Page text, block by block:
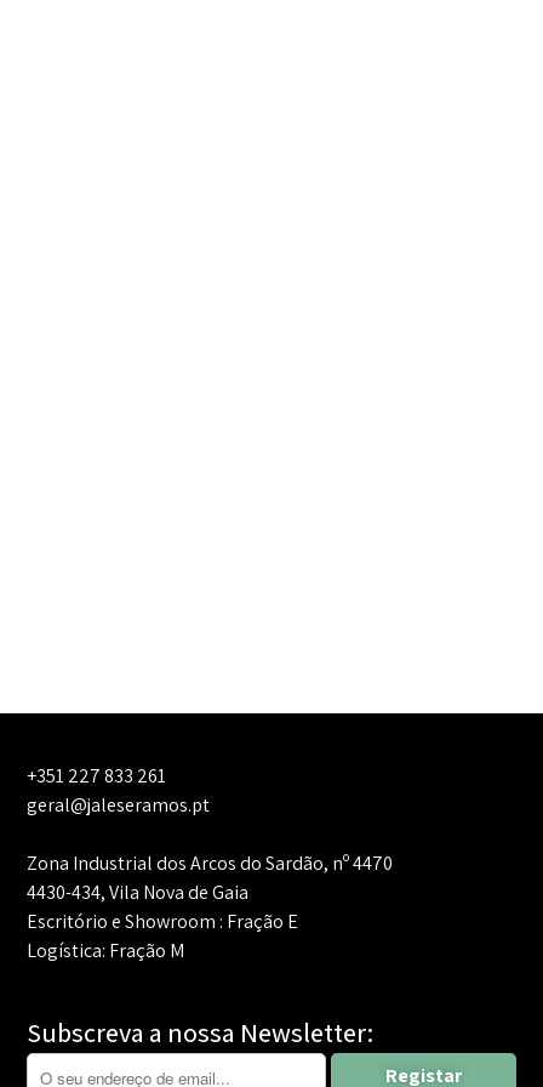
+351 227 833 261
geral@jaleseramos.pt
Zona Industrial dos Arcos do Sardão, nº 4470
4430-434, Vila Nova de Gaia
Escritório e Showroom : Fração E
Logística: Fração M
Subscreva a nossa Newsletter: